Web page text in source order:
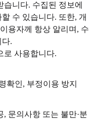
니다. 수집된 정보에
수 있습니다. 또한, 개
용자께 항상 알리며, 수
.
로 사용합니다.
확인, 부정이용 방지
문의사항 또는 불만·분